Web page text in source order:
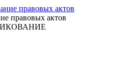
правовых актов